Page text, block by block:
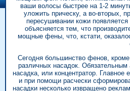
ваши волосы быстрее на 1-2
уложить прическу, а во-вторых,
пересушивании кожи
объясняется тем, что
мощные фены, что, кстати,
Сегодня большинство фенов,
различных насадок.
насадка, или концентратор. Главное
и при помощи расчески
насадки несколько извращено